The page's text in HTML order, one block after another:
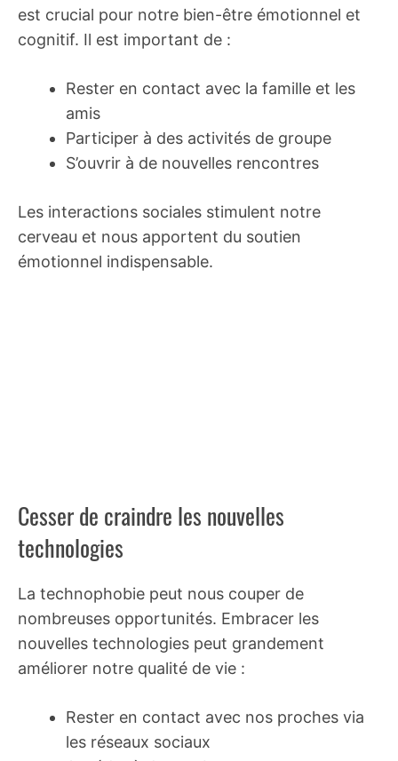
est crucial pour notre bien-être émotionnel et
cognitif. Il est important de :
Rester en contact avec la famille et les
amis
Participer à des activités de groupe
S’ouvrir à de nouvelles rencontres
Les interactions sociales stimulent notre
cerveau et nous apportent du soutien
émotionnel indispensable.
Cesser de craindre les nouvelles
technologies
La technophobie peut nous couper de
nombreuses opportunités. Embracer les
nouvelles technologies peut grandement
améliorer notre qualité de vie :
Rester en contact avec nos proches via
les réseaux sociaux